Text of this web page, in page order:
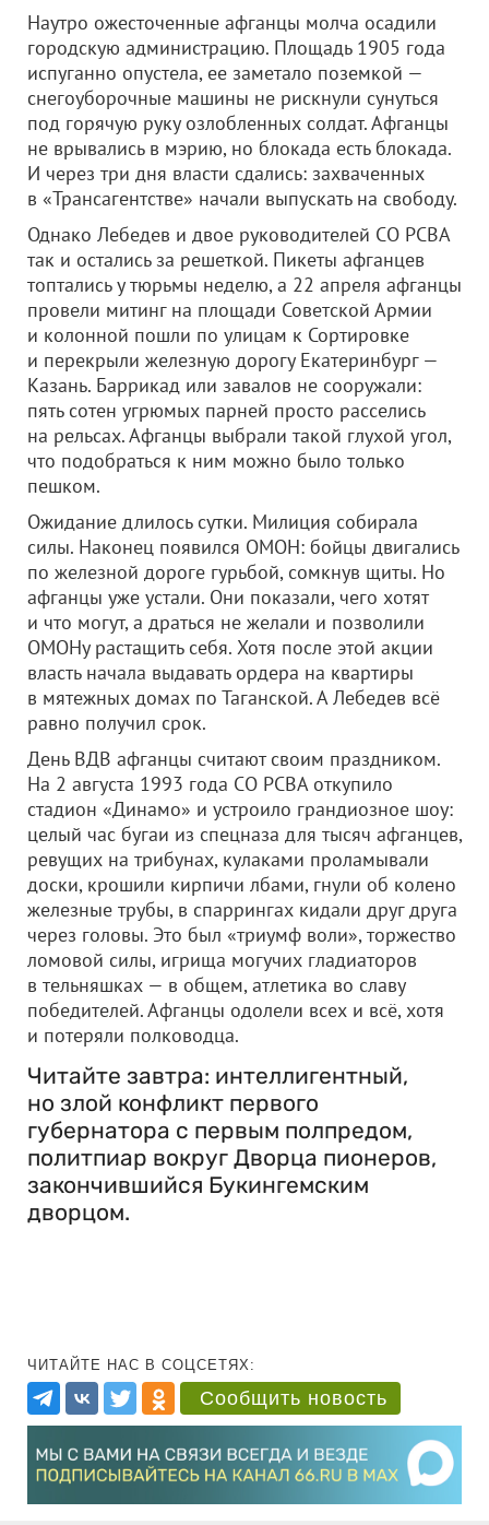
Наутро ожесточенные афганцы молча осадили
городскую администрацию. Площадь 1905 года
испуганно опустела, ее заметало поземкой —
снегоуборочные машины не рискнули сунуться
под горячую руку озлобленных солдат. Афганцы
не врывались в мэрию, но блокада есть блокада.
И через три дня власти сдались: захваченных
в «Трансагентстве» начали выпускать на свободу.
Однако Лебедев и двое руководителей СО РСВА
так и остались за решеткой. Пикеты афганцев
топтались у тюрьмы неделю, а 22 апреля афганцы
провели митинг на площади Советской Армии
и колонной пошли по улицам к Сортировке
и перекрыли железную дорогу Екатеринбург —
Казань. Баррикад или завалов не сооружали:
пять сотен угрюмых парней просто расселись
на рельсах. Афганцы выбрали такой глухой угол,
что подобраться к ним можно было только
пешком.
Ожидание длилось сутки. Милиция собирала
силы. Наконец появился ОМОН: бойцы двигались
по железной дороге гурьбой, сомкнув щиты. Но
афганцы уже устали. Они показали, чего хотят
и что могут, а драться не желали и позволили
ОМОНу растащить себя. Хотя после этой акции
власть начала выдавать ордера на квартиры
в мятежных домах по Таганской. А Лебедев всё
равно получил срок.
День ВДВ афганцы считают своим праздником.
На 2 августа 1993 года СО РСВА откупило
стадион «Динамо» и устроило грандиозное шоу:
целый час бугаи из спецназа для тысяч афганцев,
ревущих на трибунах, кулаками проламывали
доски, крошили кирпичи лбами, гнули об колено
железные трубы, в спаррингах кидали друг друга
через головы. Это был «триумф воли», торжество
ломовой силы, игрища могучих гладиаторов
в тельняшках — в общем, атлетика во славу
победителей. Афганцы одолели всех и всё, хотя
и потеряли полководца.
Читайте завтра: интеллигентный,
но злой конфликт первого
губернатора с первым полпредом,
политпиар вокруг Дворца пионеров,
закончившийся Букингемским
дворцом.
ЧИТАЙТЕ НАС В СОЦСЕТЯХ:
Сообщить новость